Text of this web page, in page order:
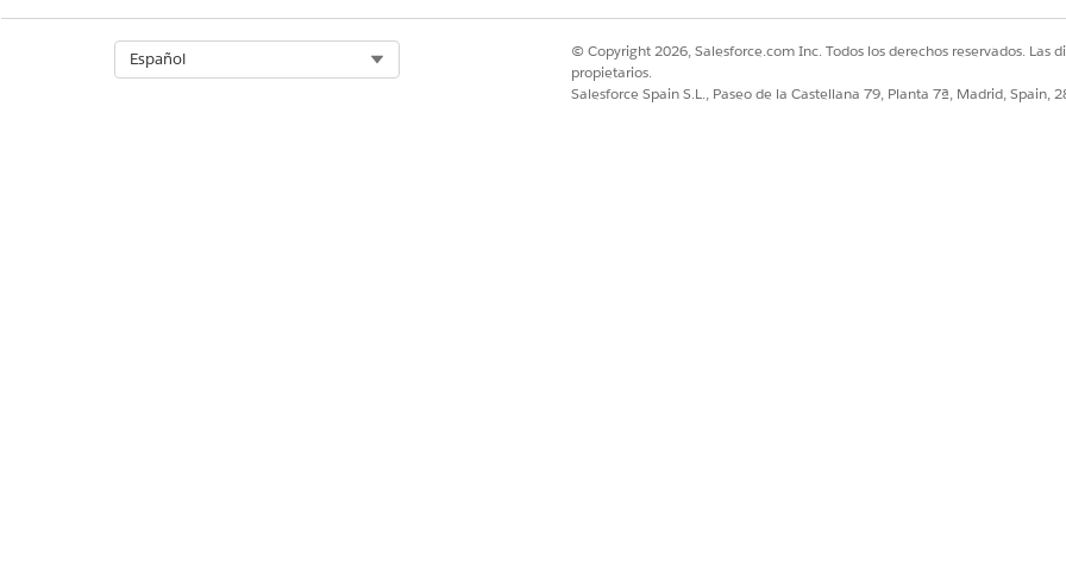
Español
© Copyright 2026, Salesforce.com Inc. Todos los derechos reservados. Las
propietarios.
Salesforce Spain S.L., Paseo de la Castellana 79, Planta 7ª, Madrid, Spain,